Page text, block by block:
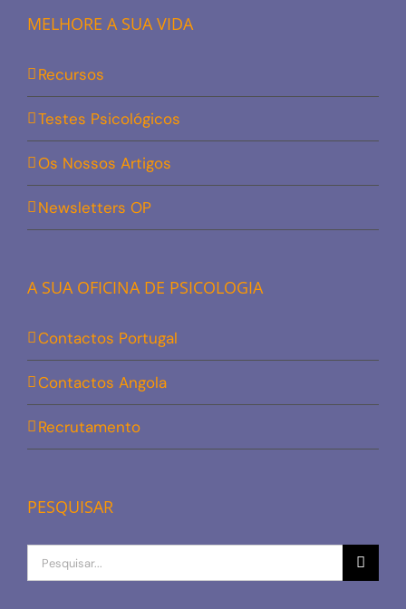
MELHORE A SUA VIDA
Recursos
Testes Psicológicos
Os Nossos Artigos
Newsletters OP
A SUA OFICINA DE PSICOLOGIA
Contactos Portugal
Contactos Angola
Recrutamento
PESQUISAR
Procurar
por